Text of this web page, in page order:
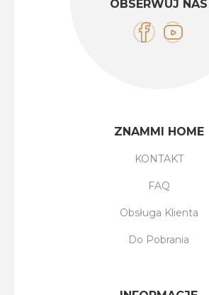
OBSERWUJ NAS
ZNAMMI HOME
KONTAKT
FAQ
Obsługa Klienta
Do Pobrania